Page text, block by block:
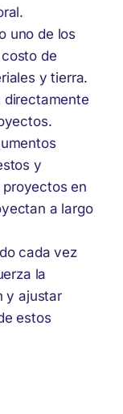
uno de los
de
y tierra.
directamente
y
en
a largo
cada vez
la
y ajustar
estos